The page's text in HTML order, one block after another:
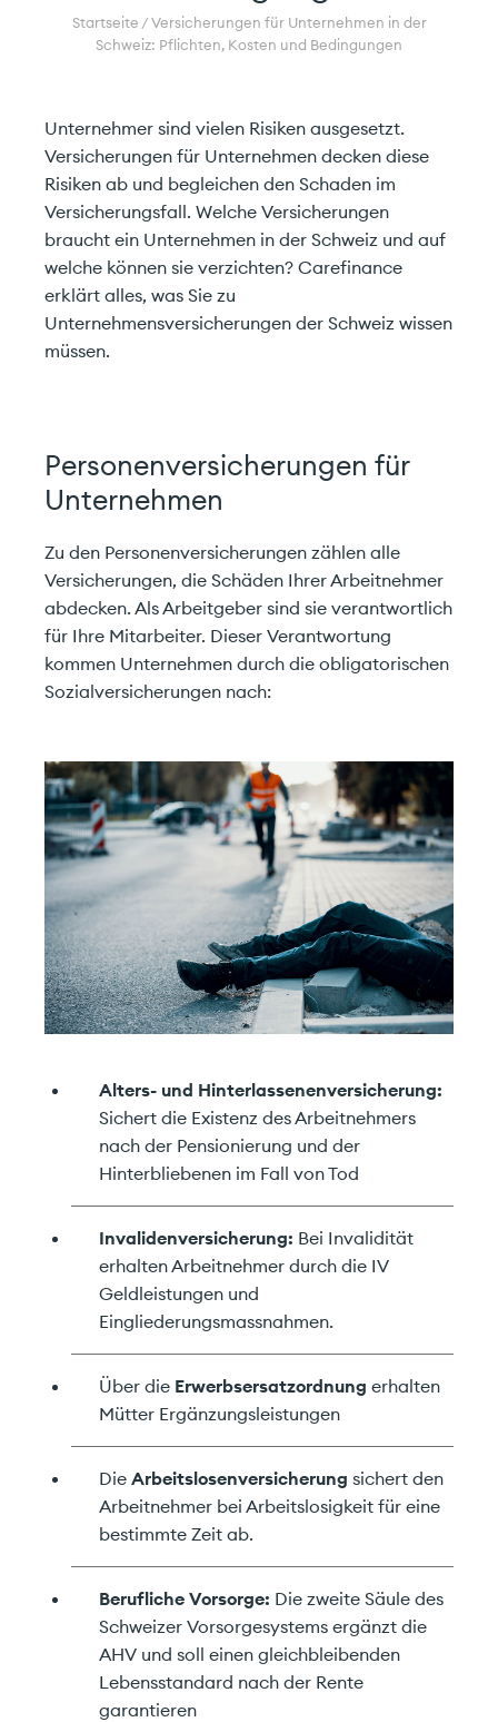
Startseite /Versicherungen für Unternehmen in der
Schweiz: Pflichten, Kosten und Bedingungen
Unternehmer sind vielen Risiken ausgesetzt.
Versicherungen für Unternehmen decken diese
Risiken ab und begleichen den Schaden im
Versicherungsfall. Welche Versicherungen
braucht ein Unternehmen in der Schweiz und auf
welche können sie verzichten? Carefinance
erklärt alles, was Sie zu
Unternehmensversicherungen der Schweiz wissen
müssen.
Personenversicherungen für
Unternehmen
Zu den Personenversicherungen zählen alle
Versicherungen, die Schäden Ihrer Arbeitnehmer
abdecken. Als Arbeitgeber sind sie verantwortlich
für Ihre Mitarbeiter. Dieser Verantwortung
kommen Unternehmen durch die obligatorischen
Sozialversicherungen nach:
Alters- und Hinterlassenenversicherung:
Sichert die Existenz des Arbeitnehmers
nach der Pensionierung und der
Hinterbliebenen im Fall von Tod
Invalidenversicherung: Bei Invalidität
erhalten Arbeitnehmer durch die IV
Geldleistungen und
Eingliederungsmassnahmen.
Über die Erwerbsersatzordnung erhalten
Mütter Ergänzungsleistungen
Die Arbeitslosenversicherung sichert den
Arbeitnehmer bei Arbeitslosigkeit für eine
bestimmte Zeit ab.
Berufliche Vorsorge: Die zweite Säule des
Schweizer Vorsorgesystems ergänzt die
AHV und soll einen gleichbleibenden
Lebensstandard nach der Rente
garantieren